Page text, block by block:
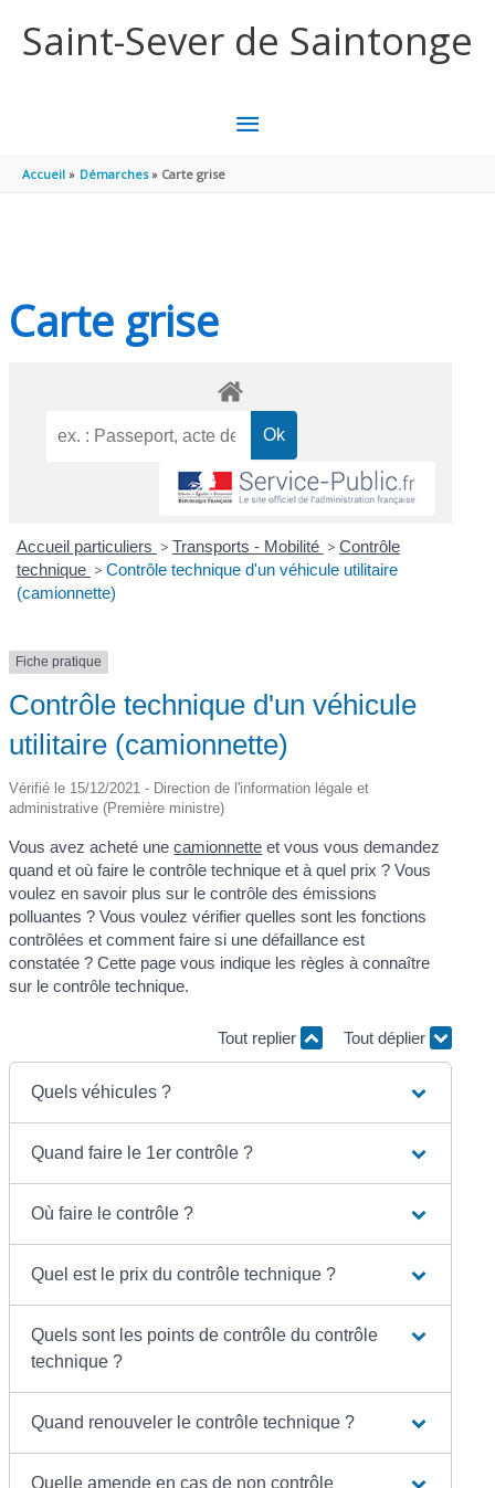
Saint-Sever de Saintonge
MENU
Accueil Démarches Carte grise
Carte grise
Accueil particuliers > Transports - Mobilité > Contrôle
technique > Contrôle technique d'un véhicule utilitaire
(camionnette)
Fiche pratique
Contrôle technique d'un véhicule
utilitaire (camionnette)
Vérifié le 15/12/2021 - Direction de l'information légale et
administrative (Première ministre)
Vous avez acheté unecamionnette et vous vous demandez
quand et où faire le contrôle technique et à quel prix ? Vous
voulez en savoir plus sur le contrôle des émissions
polluantes ? Vous voulez vérifier quelles sont les fonctions
contrôlées et comment faire si une défaillance est
constatée ? Cette page vous indique les règles à connaître
sur le contrôle technique.
Tout replier Tout déplier
Quels véhicules ?
Quand faire le 1er contrôle ?
Où faire le contrôle ?
Quel est le prix du contrôle technique ?
Quels sont les points de contrôle du contrôle
technique ?
Quand renouveler le contrôle technique ?
Quelle amende en cas de non contrôle